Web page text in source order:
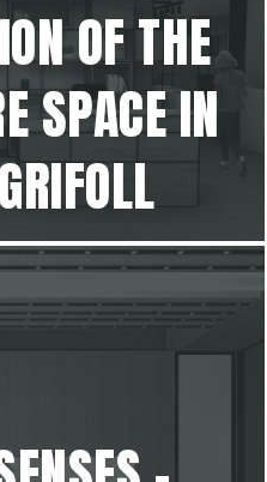
OF THE
SPACE IN